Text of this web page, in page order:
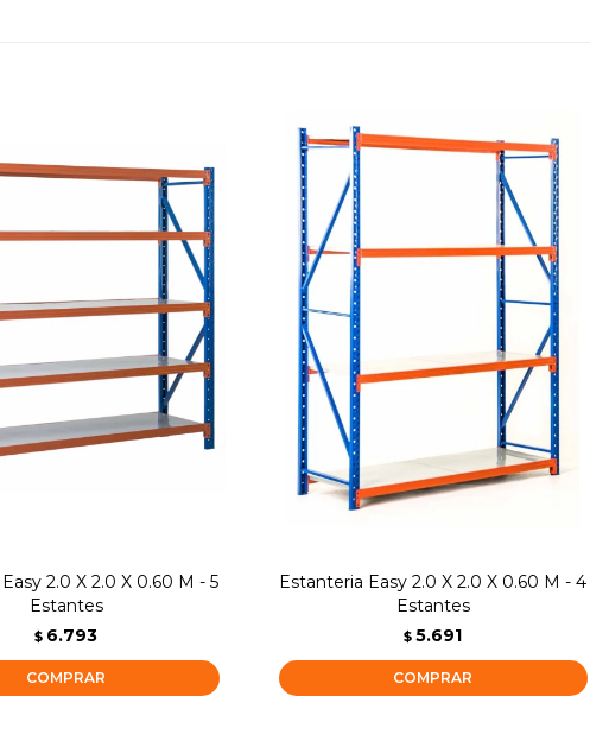
2.0 X 2.0 X 0.60 M - 5
Estantes
$ 6.793
Estanteria Easy 2.0 X 2.0 X 0.60 M - 4
Estantes
$ 5.691